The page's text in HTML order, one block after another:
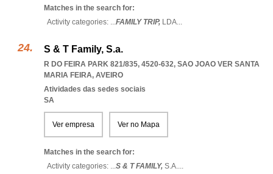
Matches in the search for:
Activity categories: ...FAMILY TRIP, LDA...
S & T Family, S.a.
R DO FEIRA PARK 821/835, 4520-632, SAO JOAO VER SANTA
MARIA FEIRA, AVEIRO
Atividades das sedes sociais
SA
Ver empresa Ver no Mapa
Matches in the search for:
Activity categories: ...S & T FAMILY, S.A....